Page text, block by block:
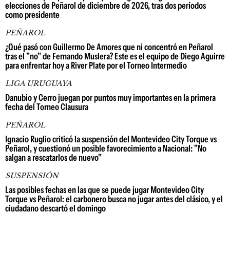
elecciones de Peñarol de diciembre de 2026, tras dos períodos
como presidente
PEÑAROL
¿Qué pasó con Guillermo De Amores que ni concentró en Peñarol
tras el "no" de Fernando Muslera? Este es el equipo de Diego Aguirre
para enfrentar hoy a River Plate por el Torneo Intermedio
LIGA URUGUAYA
Danubio y Cerro juegan por puntos muy importantes en la primera
fecha del Torneo Clausura
PEÑAROL
Ignacio Ruglio criticó la suspensión del Montevideo City Torque vs
Peñarol, y cuestionó un posible favorecimiento a Nacional: "No
salgan a rescatarlos de nuevo"
SUSPENSIÓN
Las posibles fechas en las que se puede jugar Montevideo City
Torque vs Peñarol: el carbonero busca no jugar antes del clásico, y el
ciudadano descartó el domingo